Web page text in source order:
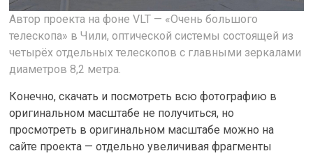
Автор проекта на фонеVLT — «Очень большого
телескопа» в Чили, оптической системы состоящей из
четырёх отдельных телескопов с главными зеркалами
диаметров 8,2 метра.
Конечно, скачать и посмотреть всю фотографию в
оригинальном масштабе не получиться, но
просмотреть в оригинальном масштабе можно на
сайте проекта — отдельно увеличивая фрагменты